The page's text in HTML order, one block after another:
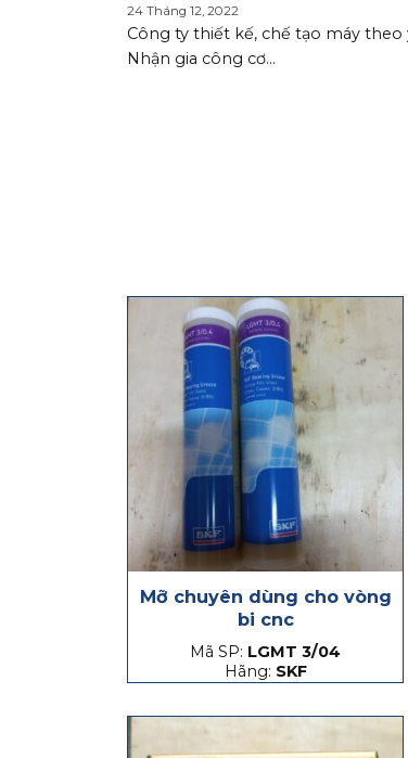
24 Tháng 12, 2022
Công ty thiết kế, chế tạo máy theo
Nhận gia công cơ...
Mỡ chuyên dùng cho vòng
bi cnc
Mã SP: LGMT 3/04
Hãng: SKF